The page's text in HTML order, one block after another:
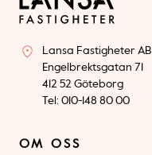
Lansa Fastigheter AB
Engelbrektsgatan 71
412 52 Göteborg
Tel: 010-148 80 00
OM OSS